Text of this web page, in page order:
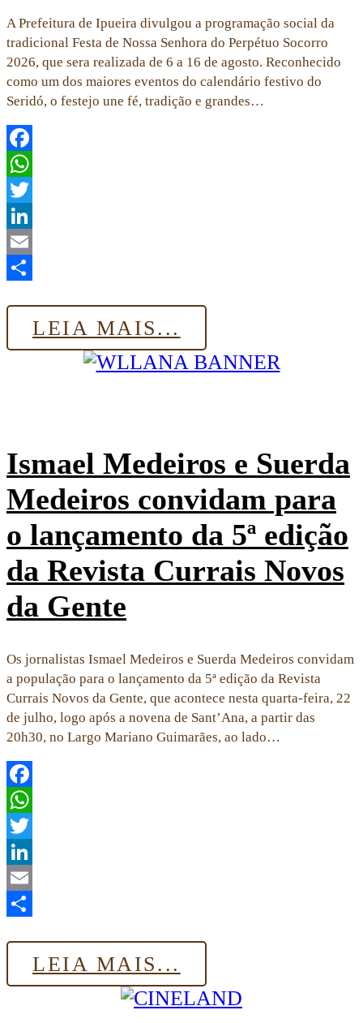
A Prefeitura de Ipueira divulgou a programação social da
tradicional Festa de Nossa Senhora do Perpétuo Socorro
2026, que sera realizada de 6 a 16 de agosto. Reconhecido
como um dos maiores eventos do calendário festivo do
Seridó, o festejo une fé, tradição e grandes…
Facebook
WhatsApp
Twitter
LinkedIn
Email
LEIA MAIS...
Ismael Medeiros e Suerda
Medeiros convidam para
o lançamento da 5ª edição
da Revista Currais Novos
da Gente
Os jornalistas Ismael Medeiros e Suerda Medeiros convidam
a população para o lançamento da 5ª edição da Revista
Currais Novos da Gente, que acontece nesta quarta-feira, 22
de julho, logo após a novena de Sant’Ana, a partir das
20h30, no Largo Mariano Guimarães, ao lado…
Facebook
WhatsApp
Twitter
LinkedIn
Email
LEIA MAIS...